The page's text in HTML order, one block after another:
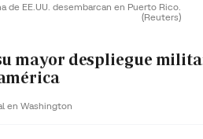
de EE.UU. desembarcan en Puerto Rico.
(Reuters)
mayor despliegue
en Washington